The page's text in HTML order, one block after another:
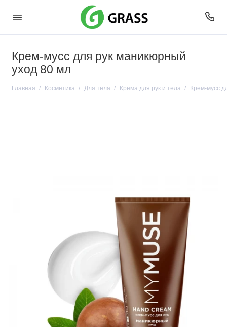
Крем-мусс для рук маникюрный
уход 80 мл
Главная Косметика Для тела Крема для рук и тела Крем-мусс